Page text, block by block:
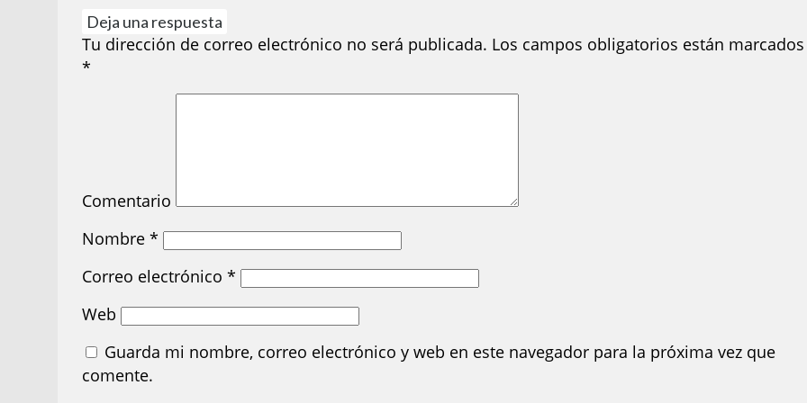
Deja una respuesta
Tu dirección de correo electrónico no será publicada. Los campos obligatorios están
*
Comentario
Nombre*
Correo electrónico*
Web
Guarda mi nombre, correo electrónico y web en este navegador para la próxima vez que
comente.